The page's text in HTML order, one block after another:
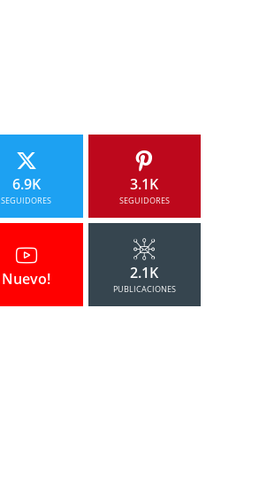
6.9K
SEGUIDORES
3.1K
SEGUIDORES
Nuevo! 2.1K
PUBLICACIONES